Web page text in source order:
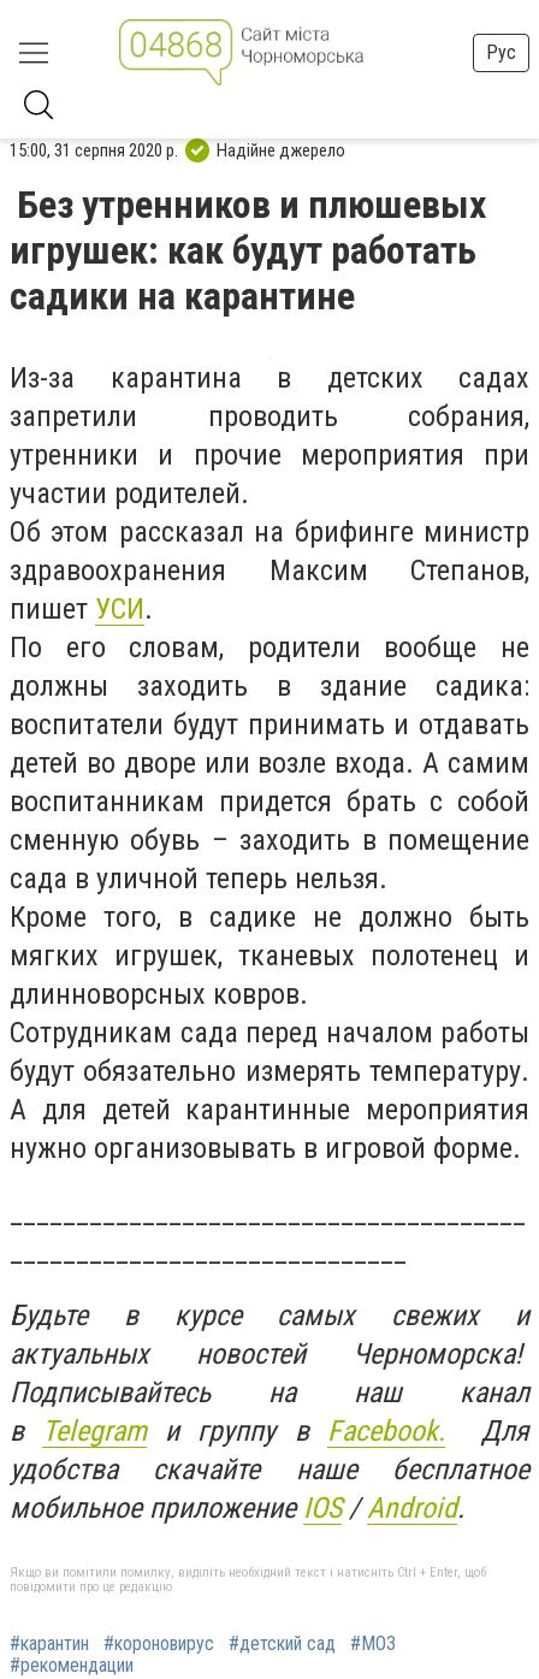
Рус
15:00, 31 серпня 2020 р. Надійне джерело
Без утренников и плюшевых
игрушек: как будут работать
садики на карантине
Из-за карантина в детских садах
запретили проводить собрания,
утренники и прочие мероприятия при
участии родителей.
Об этом рассказал на брифинге министр
здравоохранения Максим Степанов,
пишет УСИ.
По его словам, родители вообще не
должны заходить в здание садика:
воспитатели будут принимать и отдавать
детей во дворе или возле входа. А самим
воспитанникам придется брать с собой
сменную обувь – заходить в помещение
сада в уличной теперь нельзя.
Кроме того, в садике не должно быть
мягких игрушек, тканевых полотенец и
длинноворсных ковров.
Сотрудникам сада перед началом работы
будут обязательно измерять температуру.
А для детей карантинные мероприятия
нужно организовывать в игровой форме.
Будьте в курсе самых свежих и
актуальных новостей Черноморска!
Подписывайтесь на наш канал
в
Telegramи группу в Facebook. Для
удобства скачайте наше бесплатное
мобильное приложение IOS/Android.
Якщо ви помітили помилку, виділіть необхідний текст і натисніть Ctrl + Enter, щоб
повідомити про це редакцію
#карантин #короновирус #детский сад
#МОЗ
#рекомендации